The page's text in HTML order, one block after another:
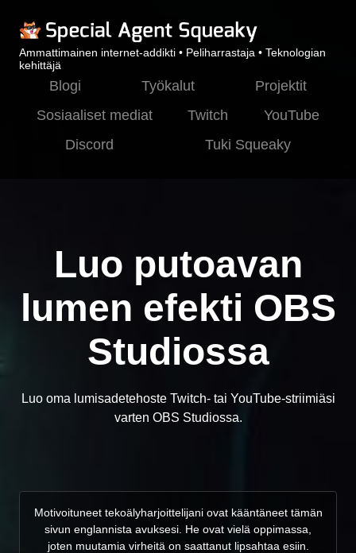
Ammattimainen internet-addikti • Peliharrastaja • Teknologian
kehittäjä
Blogi Työkalut
Projektit
Sosiaaliset mediat
Twitch
YouTube
Discord
Tuki Squeaky
Luo putoavan
lumen efekti OBS
Studiossa
Luo oma lumisadetehoste Twitch- tai YouTube-striimiäsi
varten OBS Studiossa.
Motivoituneet tekoälyharjoittelijani ovat kääntäneet tämän
sivun englannista avuksesi. He ovat vielä oppimassa,
joten muutamia virheitä on saattanut lipsahtaa esiin.